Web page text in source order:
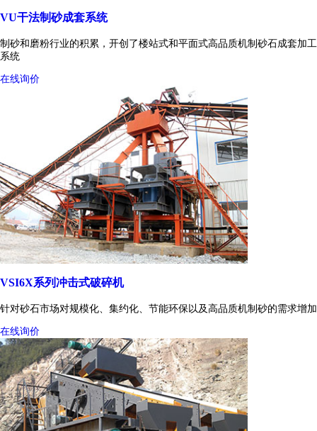
VU干法制砂成套系统
制砂和磨粉行业的积累，开创了楼站式和平面式高品质机制砂石成套加工
系统
在线询价
VSI6X系列冲击式破碎机
针对砂石市场对规模化、集约化、节能环保以及高品质机制砂的需求增加
在线询价